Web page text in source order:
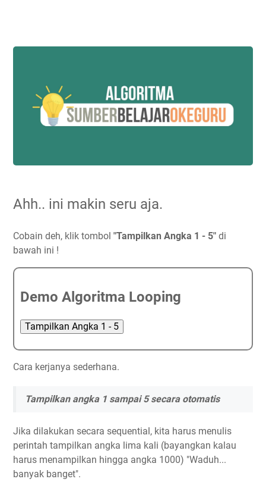
Ahh.. ini makin seru aja.
Cobain deh, klik tombol "Tampilkan Angka 1 - 5" di
bawah ini !
Demo Algoritma Looping
Tampilkan Angka 1 - 5
Cara kerjanya sederhana.
Tampilkan angka 1 sampai 5 secara otomatis
Jika dilakukan secara sequential, kita harus menulis
perintah tampilkan angka lima kali (bayangkan kalau
harus menampilkan hingga angka 1000) "Waduh...
banyak banget".